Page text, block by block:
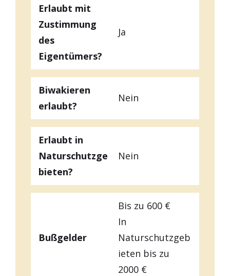
Erlaubt mit
Zustimmung
des
Eigentümers?
Ja
Biwakieren
erlaubt?
Nein
Erlaubt in
Naturschutzge
bieten?
Nein
Bußgelder
Bis zu 600 €
In
Naturschutzgeb
ieten bis zu
2000 €